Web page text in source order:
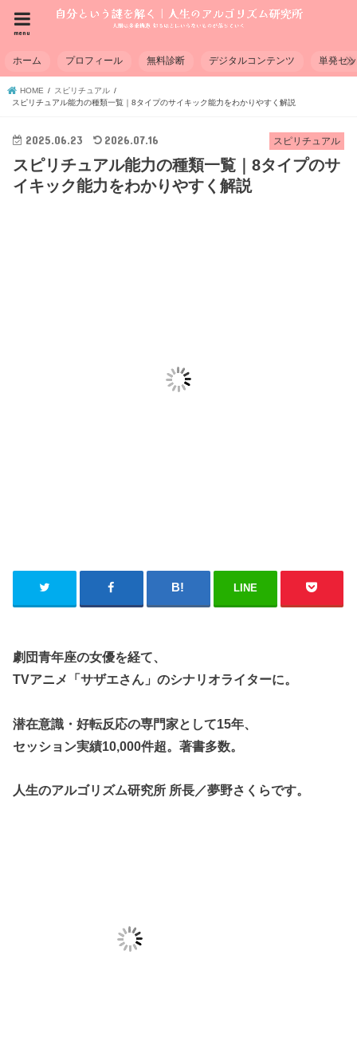
menu
ホーム プロフィール 無料診断 デジタルコンテンツ 単発セ
HOME
スピリチュアル
スピリチュアル能力の種類一覧｜8タイプのサイキック能力をわかりやすく解説
スピリチュアル
2025.06.23 2026.07.16
スピリチュアル能力の種類一覧｜8タイプのサ
イキック能力をわかりやすく解説
LINE
劇団青年座の女優を経て、
TVアニメ「サザエさん」のシナリオライターに。
潜在意識・好転反応の専門家として15年、
セッション実績10,000件超。著書多数。
人生のアルゴリズム研究所 所長／夢野さくらです。